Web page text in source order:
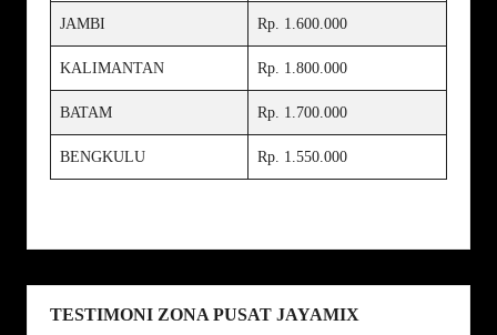
JAMBI Rp. 1.600.000
KALIMANTAN Rp. 1.800.000
BATAM Rp. 1.700.000
BENGKULU Rp. 1.550.000
TESTIMONI ZONA PUSAT JAYAMIX